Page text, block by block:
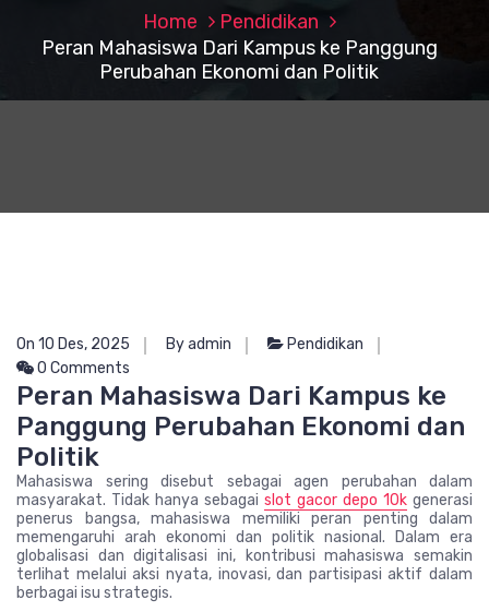
Home
Pendidikan
Peran Mahasiswa Dari Kampus ke Panggung
Perubahan Ekonomi dan Politik
On 10 Des, 2025 By admin
Pendidikan
0 Comments
Peran Mahasiswa Dari Kampus ke
Panggung Perubahan Ekonomi dan
Politik
Mahasiswa sering disebut sebagai agen perubahan dalam
masyarakat. Tidak hanya sebagai slot gacor depo 10k generasi
penerus bangsa, mahasiswa memiliki peran penting dalam
memengaruhi arah ekonomi dan politik nasional. Dalam era
globalisasi dan digitalisasi ini, kontribusi mahasiswa semakin
terlihat melalui aksi nyata, inovasi, dan partisipasi aktif dalam
berbagai isu strategis.